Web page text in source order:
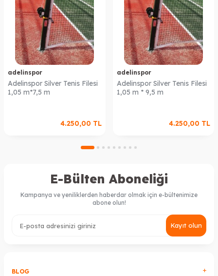
adelinspor
Adelinspor Silver Tenis Filesi
1,05 m*7,5 m
4.250,00 TL
adelinspor
Adelinspor Silver Tenis Filesi
1,05 m * 9,5 m
4.250,00 TL
E-Bülten Aboneliği
Kampanya ve yeniliklerden haberdar olmak için e-bültenimize
abone olun!
Kayıt olun
BLOG